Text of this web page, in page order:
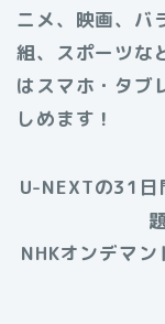
ニメ、映画、バ
組、スポーツな
はスマホ・タブ
しめます！
U-NEXTの31日
NHKオンデマ